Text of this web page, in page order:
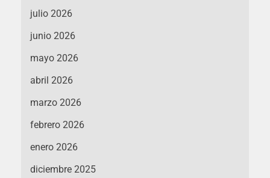
julio 2026
junio 2026
mayo 2026
abril 2026
marzo 2026
febrero 2026
enero 2026
diciembre 2025